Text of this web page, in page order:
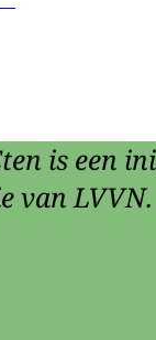
is een
van LVVN.